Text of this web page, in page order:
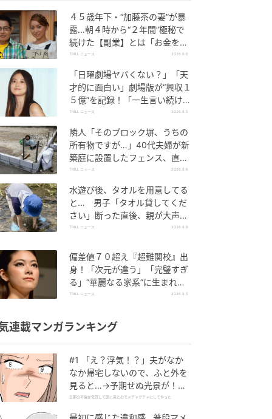
４５歳年下・“加藤茶の妻”が暴
露…朝４時から“２年間”極秘で
続けた【副業】とは「お金を稼
ぐのって大変」
TRILL ニュース 2026.8.6
「日曜劇場ヤバくない？」「天
才的に面白い」劇場版が“興収１
５億”を記録！「一生言い続け
る」放送後も続く“切望の声”
TRILL ニュース 2026.8.5
隣人「そのブロック塀、うちの
所有物ですが…」40代夫婦が新
築庭に設置したフェンス、直後
に迫られた"顛末"
TRILL ニュース 2026.8.6
水遊び後、タオルを用意してる
と… 男子「タオル貸してくだ
さい」断った直後、親が大声で
放った一言に絶句
TRILL ニュース 2026.8.6
偏差値７０超え『超難関校』出
身！「次元が違う」「完璧すぎ
る」“華麗なる家系”に生まれた
【規格外の逸材】
TRILL ニュース 2026.8.5
連載マンガランキング
#1 「え？浮気！？」夫がなか
なか帰宅しないので、ふと外を
見ると…→予期せぬ光景が！｜
旦那の不倫が発覚して頭に来た
旦那の不倫が発覚して頭に来たのでメチャクチャにしてやった